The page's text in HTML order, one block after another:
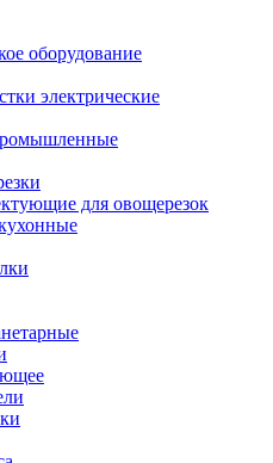
оборудование
электрические
для овощерезок